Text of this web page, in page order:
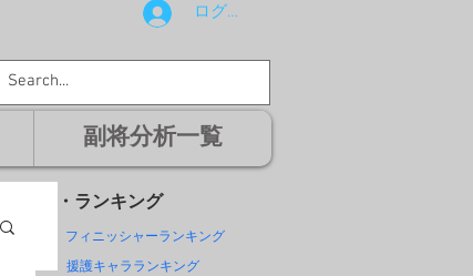
ログイン
副将分析一覧
フィニッシャーランキング
援護キャラランキング
・ランキング